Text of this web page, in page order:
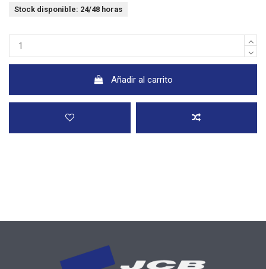
Stock disponible: 24/48 horas
Añadir al carrito